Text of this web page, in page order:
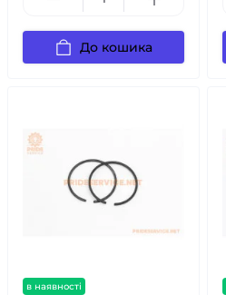
До кошика
в наявності